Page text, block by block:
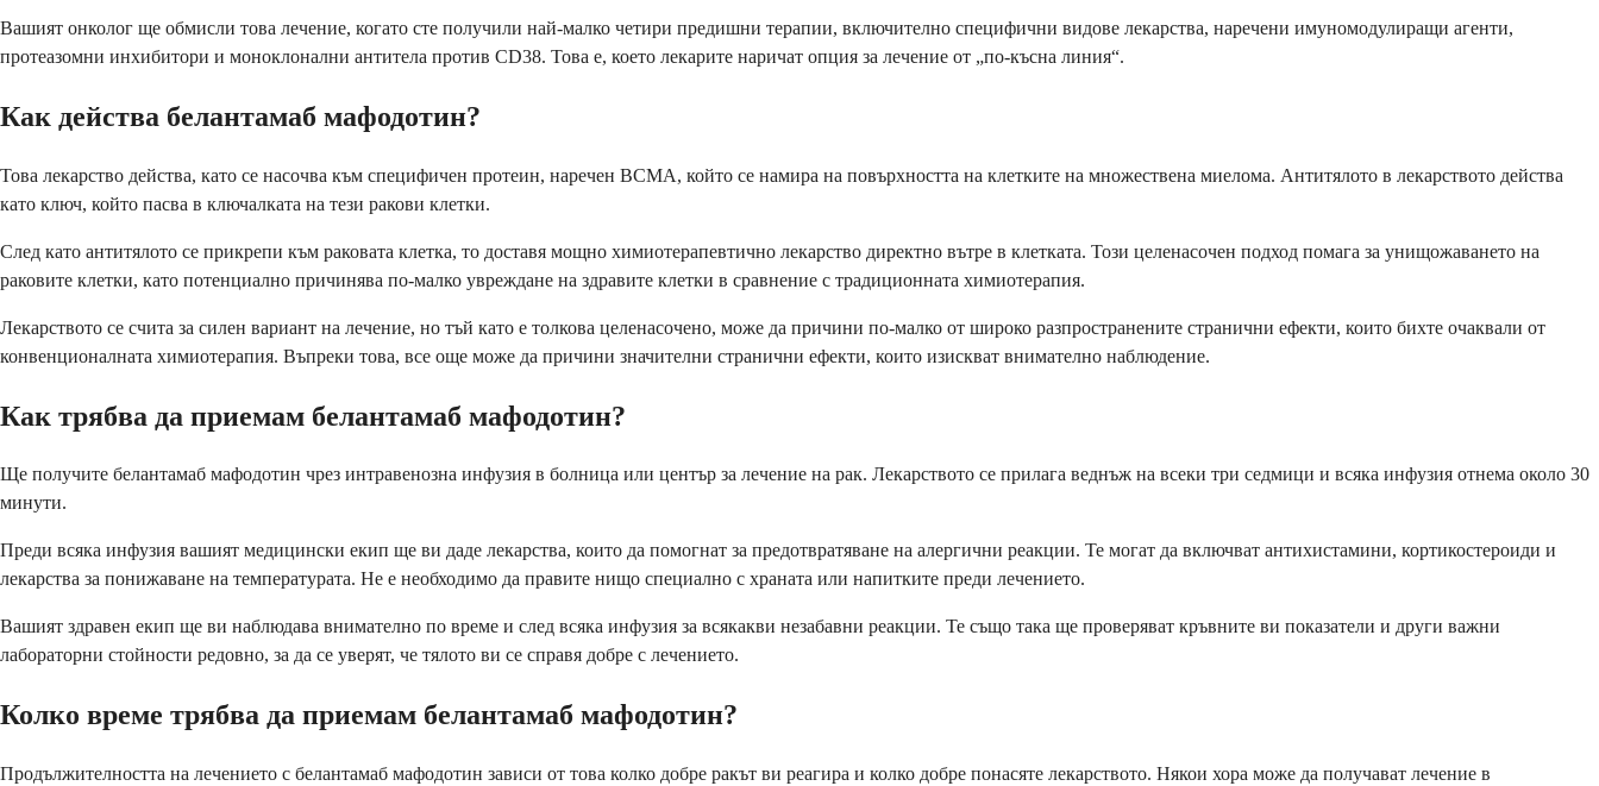
Вашият онколог ще обмисли това лечение, когато сте получили най-малко четири предишни терапии, включително специфични видове лекарства, наречени имуномодулиращи агенти,
протеазомни инхибитори и моноклонални антитела против CD38. Това е, което лекарите наричат опция за лечение от „по-късна линия“.
Как действа белантамаб мафодотин?
Това лекарство действа, като се насочва към специфичен протеин, наречен BCMA, който се намира на повърхността на клетките на множествена миелома. Антитялото в лекарството действа
като ключ, който пасва в ключалката на тези ракови клетки.
След като антитялото се прикрепи към раковата клетка, то доставя мощно химиотерапевтично лекарство директно вътре в клетката. Този целенасочен подход помага за унищожаването на
раковите клетки, като потенциално причинява по-малко увреждане на здравите клетки в сравнение с традиционната химиотерапия.
Лекарството се счита за силен вариант на лечение, но тъй като е толкова целенасочено, може да причини по-малко от широко разпространените странични ефекти, които бихте очаквали от
конвенционалната химиотерапия. Въпреки това, все още може да причини значителни странични ефекти, които изискват внимателно наблюдение.
Как трябва да приемам белантамаб мафодотин?
Ще получите белантамаб мафодотин чрез интравенозна инфузия в болница или център за лечение на рак. Лекарството се прилага веднъж на всеки три седмици и всяка инфузия отнема около 30
минути.
Преди всяка инфузия вашият медицински екип ще ви даде лекарства, които да помогнат за предотвратяване на алергични реакции. Те могат да включват антихистамини, кортикостероиди и
лекарства за понижаване на температурата. Не е необходимо да правите нищо специално с храната или напитките преди лечението.
Вашият здравен екип ще ви наблюдава внимателно по време и след всяка инфузия за всякакви незабавни реакции. Те също така ще проверяват кръвните ви показатели и други важни
лабораторни стойности редовно, за да се уверят, че тялото ви се справя добре с лечението.
Колко време трябва да приемам белантамаб мафодотин?
Продължителността на лечението с белантамаб мафодотин зависи от това колко добре ракът ви реагира и колко добре понасяте лекарството. Някои хора може да получават лечение в